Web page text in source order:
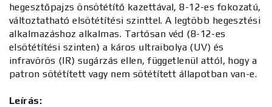
hegesztőpajzs önsötétítő kazettával, 8-12-es fokozatú,
változtatható elsötétítési szinttel. A legtöbb hegesztési
alkalmazáshoz alkalmas. Tartósan véd (8-12-es
elsötétítési szinten) a káros ultraibolya (UV) és
infravörös (IR) sugárzás ellen, függetlenül attól, hogy a
patron sötétített vagy nem sötétített állapotban van-e.
Leírás: